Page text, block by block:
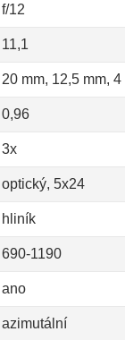
f/12
11,1
20 mm, 12,5 mm,
0,96
3x
optický, 5x24
hliník
690-1190
ano
azimutální